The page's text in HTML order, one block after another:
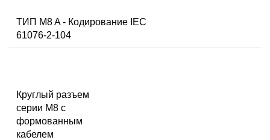
ТИП M8 A - Кодирование IEC
61076-2-104
Круглый разъем
серии M8 с
формованным
кабелем